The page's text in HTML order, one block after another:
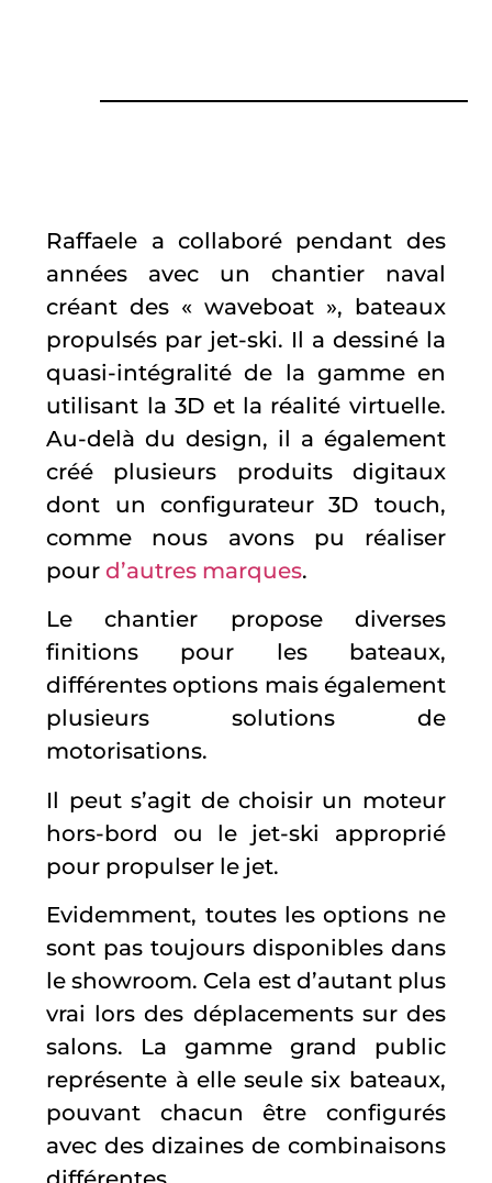
Raffaele a collaboré pendant des
années avec un chantier naval
créant des « waveboat », bateaux
propulsés par jet-ski. Il a dessiné la
quasi-intégralité de la gamme en
utilisant la 3D et la réalité virtuelle.
Au-delà du design, il a également
créé plusieurs produits digitaux
dont un configurateur 3D touch,
comme nous avons pu réaliser
pourd’autres marques.
Le chantier propose diverses
finitions pour les bateaux,
différentes options mais également
plusieurs solutions de
motorisations.
Il peut s’agit de choisir un moteur
hors-bord ou le jet-ski approprié
pour propulser le jet.
Evidemment, toutes les options ne
sont pas toujours disponibles dans
le showroom. Cela est d’autant plus
vrai lors des déplacements sur des
salons. La gamme grand public
représente à elle seule six bateaux,
pouvant chacun être configurés
avec des dizaines de combinaisons